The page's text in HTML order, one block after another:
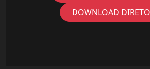
DOWNLOAD DIRETO